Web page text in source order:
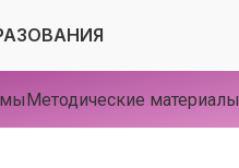
Методические материалы